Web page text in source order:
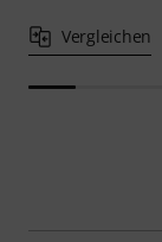
Vergleichen